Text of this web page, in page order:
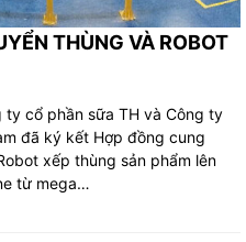
THÙNG VÀ ROBOT
cổ phần sữa TH và Công ty
đã ký kết Hợp đồng cung
xếp thùng sản phẩm lên
từ mega…